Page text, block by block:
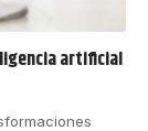
artificial